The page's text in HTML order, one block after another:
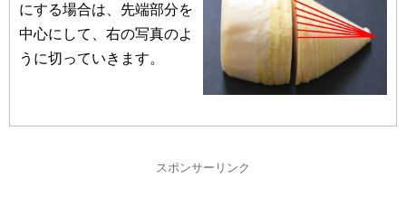
にする場合は、先端部分を
中心にして、右の写真のよ
うに切っていきます。
スポンサーリンク